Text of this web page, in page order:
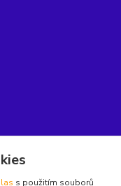
s použitím souborů